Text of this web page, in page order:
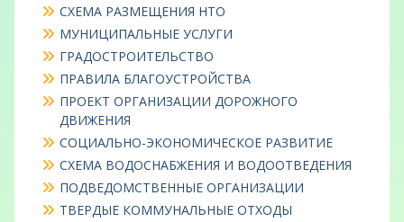
СХЕМА РАЗМЕЩЕНИЯ НТО
МУНИЦИПАЛЬНЫЕ УСЛУГИ
ГРАДОСТРОИТЕЛЬСТВО
ПРАВИЛА БЛАГОУСТРОЙСТВА
ПРОЕКТ ОРГАНИЗАЦИИ ДОРОЖНОГО
ДВИЖЕНИЯ
СОЦИАЛЬНО-ЭКОНОМИЧЕСКОЕ РАЗВИТИЕ
СХЕМА ВОДОСНАБЖЕНИЯ И ВОДООТВЕДЕНИЯ
ПОДВЕДОМСТВЕННЫЕ ОРГАНИЗАЦИИ
ТВЕРДЫЕ КОММУНАЛЬНЫЕ ОТХОДЫ